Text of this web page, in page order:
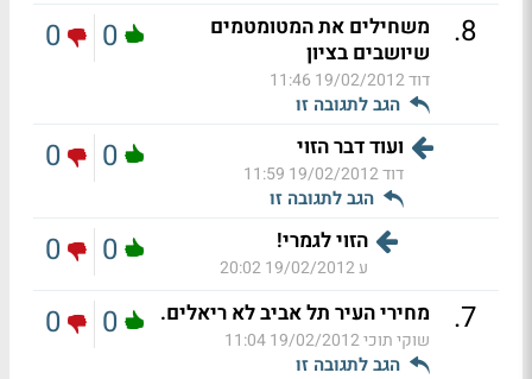
8
.
משחילים את המטומטמים
שיושבים בציון
דוד19/02/2012 11:46
הגב לתגובה זו
0
0
ועוד דבר הזוי
דוד19/02/2012 11:59
הגב לתגובה זו
0
0
הזוי לגמרי!
ע19/02/2012 20:02
0
0
7
. מחירי העיר תל אביב לא ריאלים.
שוקי תוכי19/02/2012 11:04
הגב לתגובה זו
0
0